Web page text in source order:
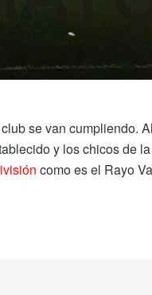
se van cumpliendo.
y los chicos de
como es el Rayo